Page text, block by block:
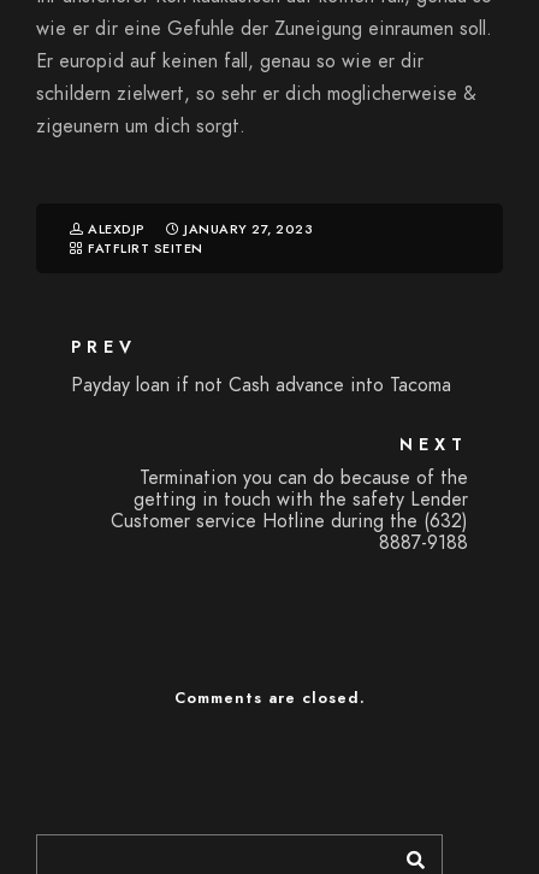
wie er dir eine Gefuhle der Zuneigung einraumen soll.
Er europid auf keinen fall, genau so wie er dir
schildern zielwert, so sehr er dich moglicherweise &
zigeunern um dich sorgt.
ALEXDJP
JANUARY 27, 2023
FATFLIRT SEITEN
PREV
Payday loan if not Cash advance into Tacoma
NEXT
Termination you can do because of the
getting in touch with the safety Lender
Customer service Hotline during the (632)
8887-9188
Comments are closed.